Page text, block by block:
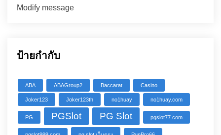
Modify message
ป้ายกำกับ
ABA ABAGroup2 Baccarat Casino
Joker123 Joker123th no1huay no1huay.com
PG PGSlot PG Slot pgslot77.com